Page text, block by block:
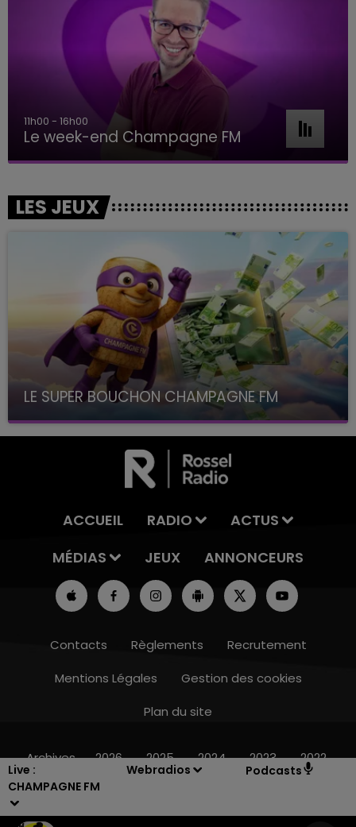
Live :
CHAMPAGNE FM
Webradios Podcasts
11h00 - 16h00
Le week-end Champagne FM
LES JEUX
LE SUPER BOUCHON CHAMPAGNE FM
avec La Famille Champagne FM, à 8H10
ACCUEIL RADIO
ACTUS
MÉDIAS
JEUX ANNONCEURS
Contacts Règlements
Recrutement
Mentions Légales
Gestion des cookies
Plan du site
Archives 2026 2025 2024 2023 2022